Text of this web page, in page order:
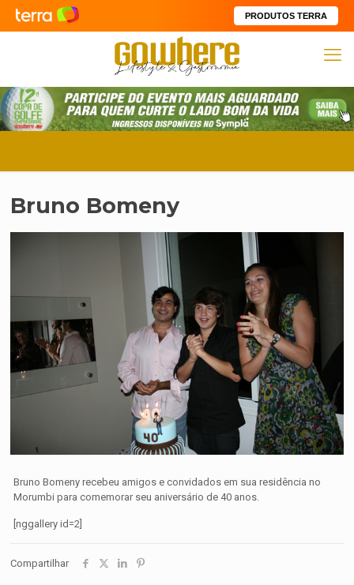
PRODUTOS TERRA
Bruno Bomeny
Bruno Bomeny recebeu amigos e convidados em sua residência no
Morumbi para comemorar seu aniversário de 40 anos.
[nggallery id=2]
Compartilhar